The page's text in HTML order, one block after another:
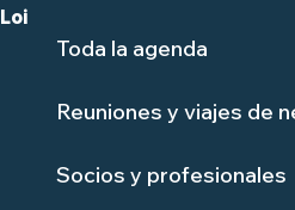
Toda la agenda
Reuniones y viajes de
Socios y profesionales
Loire-Atlantique